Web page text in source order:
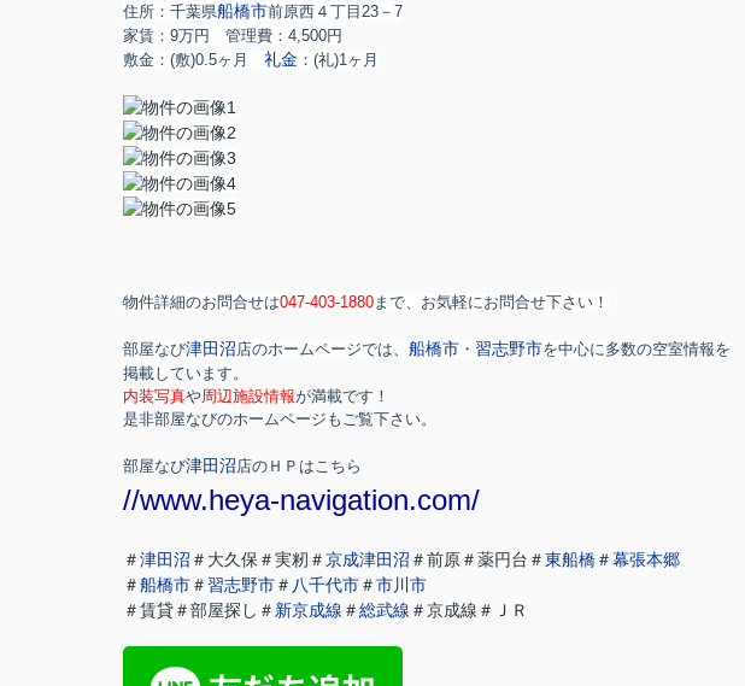
住所：千葉県船橋市前原西４丁目23－7
家賃：9万円 管理費：4,500円
敷金： (敷)0.5ヶ月 礼金 ： (礼)1ヶ月
物件詳細のお問合せは047-403-1880まで、お気軽にお問合せ下さい！
部屋なび津田沼店のホームページでは、 船橋市 ・ 習志野市を中心に多数の空室情報を
掲載しています。
内装写真や周辺施設情報が満載です！
是非部屋なびのホームページもご覧下さい。
部屋なび津田沼店のＨＰはこちら
//www.heya-navigation.com/
＃津田沼 ＃大久保＃実籾＃京成津田沼 ＃前原＃薬円台＃東船橋＃幕張本郷
＃船橋市＃習志野市＃ 八千代市＃市川市
＃賃貸＃部屋探し＃ 新京成線 ＃総武線 ＃京成線＃ＪＲ